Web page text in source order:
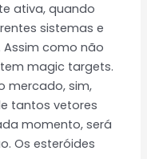
ativa, quando
sistemas e
como não
magic targets.
mercado, sim,
tantos vetores
momento, será
Os esteróides